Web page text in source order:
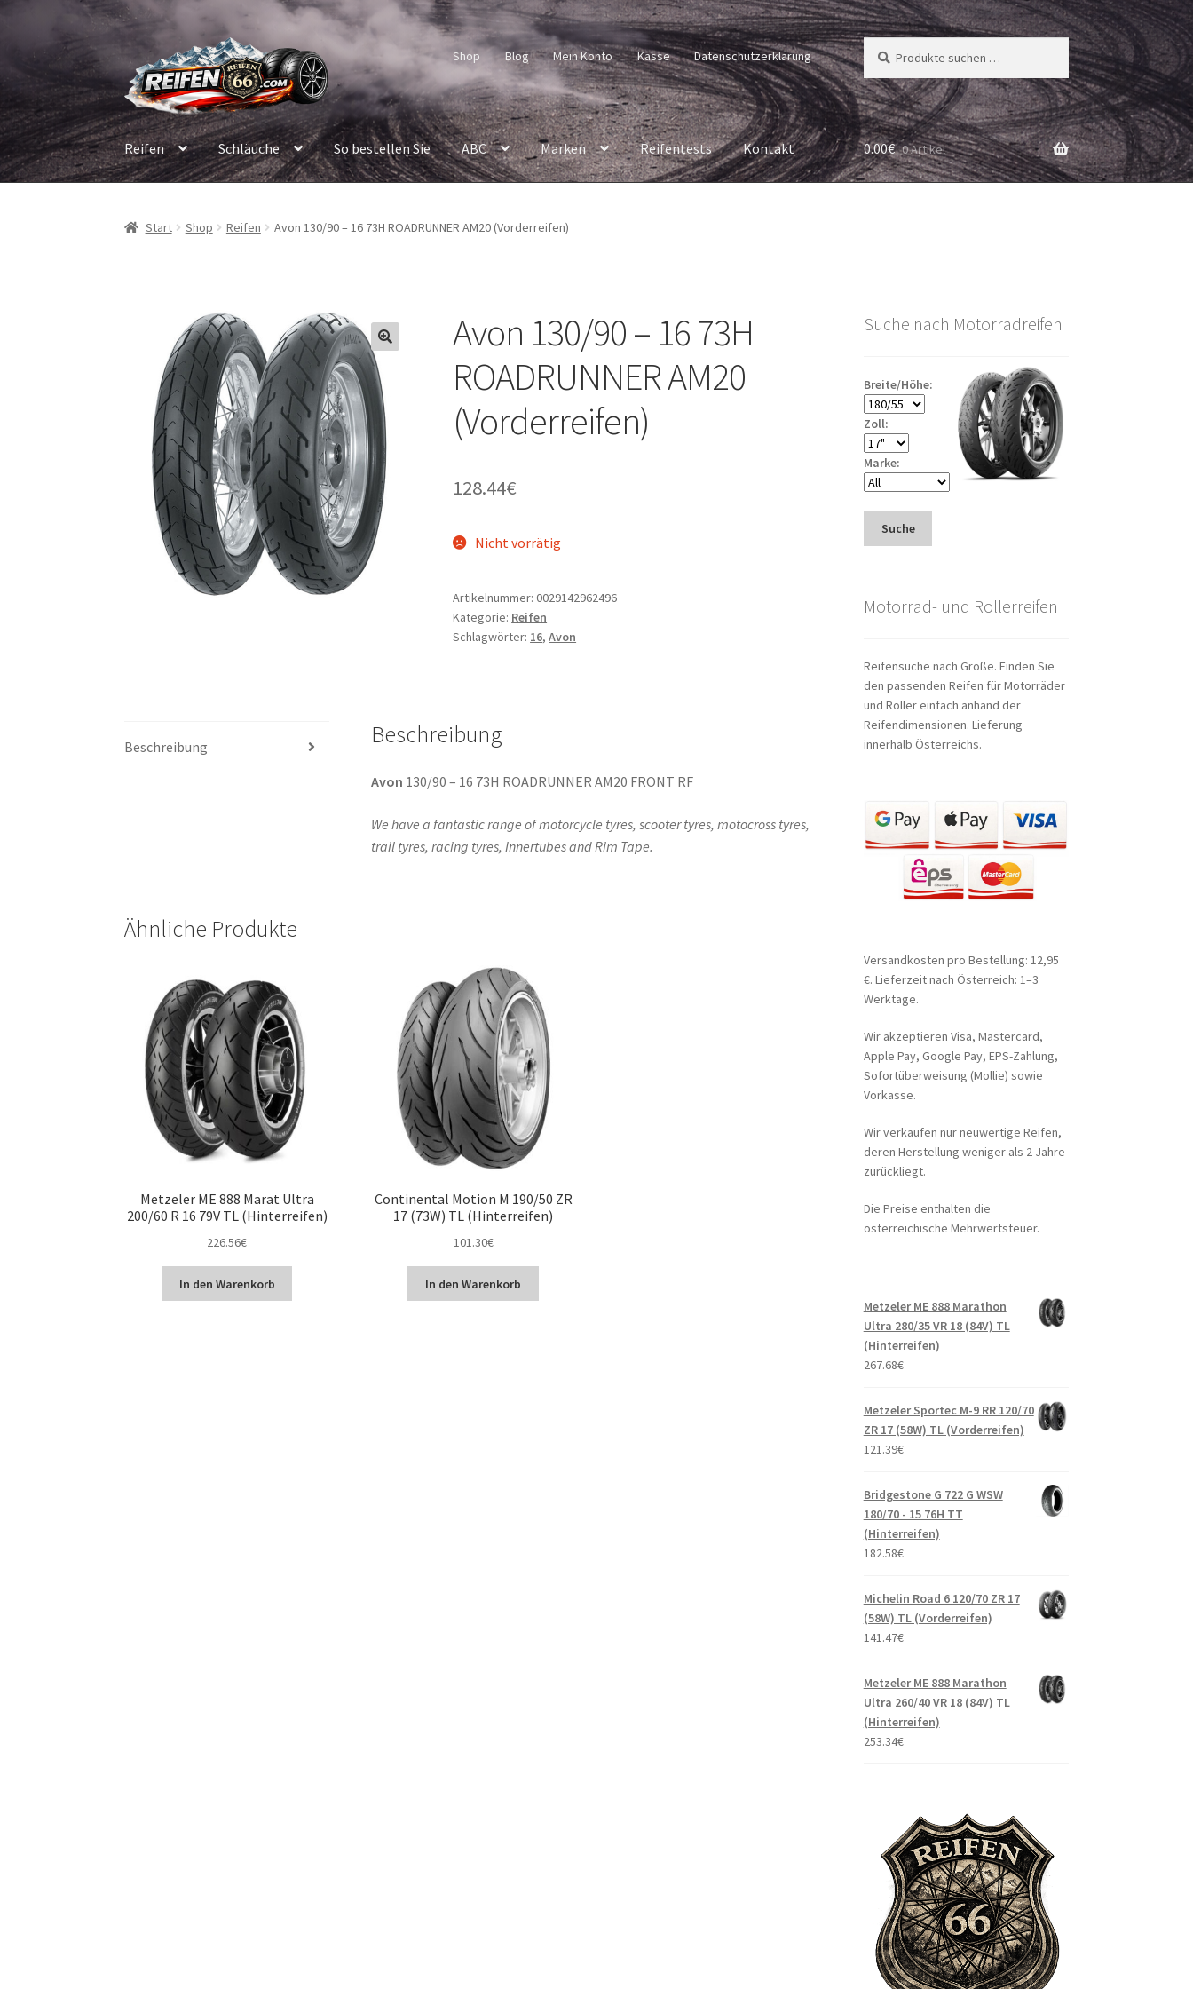
Navigation
springen
Inhalt
springen
Shop Blog Mein Konto Kasse Datenschutzerklärung
Suchen
nach:
Suchen
Reifen Schläuche So bestellen Sie ABC Marken Reifentests Kontakt 0.00€ 0 Artikel
Start Shop Reifen Avon 130/90 – 16 73H ROADRUNNER AM20 (Vorderreifen)
Avon 130/90 – 16 73H
ROADRUNNER AM20
(Vorderreifen)
128.44€
Nicht vorrätig
Artikelnummer:0029142962496
Kategorie: Reifen
Schlagwörter: 16,Avon
Beschreibung Beschreibung
Avon 130/90 – 16 73H ROADRUNNER AM20 FRONT RF
We have a fantastic range of motorcycle tyres, scooter tyres, motocross tyres,
trail tyres, racing tyres, Innertubes and Rim Tape.
Ähnliche Produkte
Metzeler ME 888 Marat Ultra
200/60 R 16 79V TL (Hinterreifen)
226.56€
In den Warenkorb
Continental Motion M 190/50 ZR
17 (73W) TL (Hinterreifen)
101.30€
In den Warenkorb
Suche nach Motorradreifen
Breite/Höhe:
Zoll:
Marke:
Suche
Motorrad- und Rollerreifen
Reifensuche nach Größe. Finden Sie
den passenden Reifen für Motorräder
und Roller einfach anhand der
Reifendimensionen. Lieferung
innerhalb Österreichs.
Versandkosten pro Bestellung: 12,95
€. Lieferzeit nach Österreich: 1–3
Werktage.
Wir akzeptieren Visa, Mastercard,
Apple Pay, Google Pay, EPS-Zahlung,
Sofortüberweisung (Mollie) sowie
Vorkasse.
Wir verkaufen nur neuwertige Reifen,
deren Herstellung weniger als 2 Jahre
zurückliegt.
Die Preise enthalten die
österreichische Mehrwertsteuer.
Metzeler ME 888 Marathon
Ultra 280/35 VR 18 (84V) TL
(Hinterreifen)
267.68€
Metzeler Sportec M-9 RR 120/70
ZR 17 (58W) TL (Vorderreifen)
121.39€
Bridgestone G 722 G WSW
180/70 - 15 76H TT
(Hinterreifen)
182.58€
Michelin Road 6 120/70 ZR 17
(58W) TL (Vorderreifen)
141.47€
Metzeler ME 888 Marathon
Ultra 260/40 VR 18 (84V) TL
(Hinterreifen)
253.34€